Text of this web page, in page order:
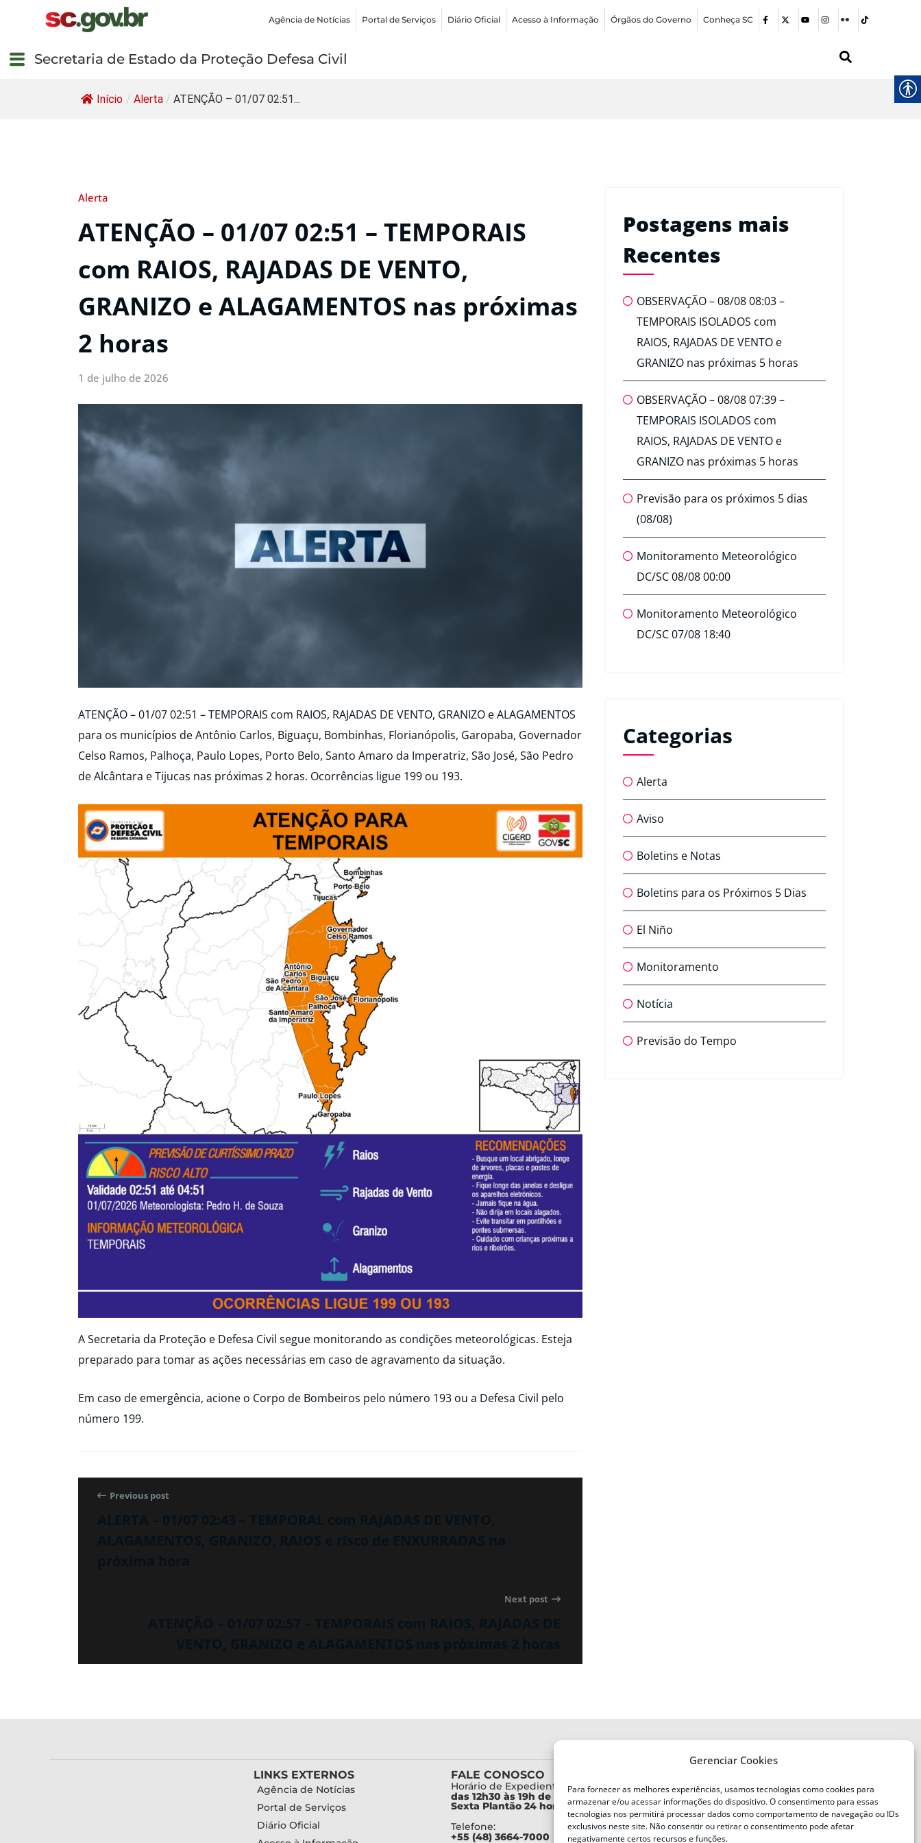
Gerenciar Cookies
Para fornecer as melhores experiências, usamos tecnologias como cookies para
armazenar e/ou acessar informações do dispositivo. O consentimento para essas
tecnologias nos permitirá processar dados como comportamento de navegação ou IDs
exclusivos neste site. Não consentir ou retirar o consentimento pode afetar
negativamente certos recursos e funções.
Agência de Notícias Portal de Serviços Diário Oficial Acesso à Informação Órgãos do Governo Conheça SC
Secretaria de Estado da Proteção Defesa Civil
Início / Alerta / ATENÇÃO – 01/07 02:51...
Alerta
ATENÇÃO – 01/07 02:51 – TEMPORAIS
com RAIOS, RAJADAS DE VENTO,
GRANIZO e ALAGAMENTOS nas próximas
2 horas
1 de julho de 2026
ATENÇÃO – 01/07 02:51 – TEMPORAIS com RAIOS, RAJADAS DE VENTO, GRANIZO e ALAGAMENTOS
para os municípios de Antônio Carlos, Biguaçu, Bombinhas, Florianópolis, Garopaba, Governador
Celso Ramos, Palhoça, Paulo Lopes, Porto Belo, Santo Amaro da Imperatriz, São José, São Pedro
de Alcântara e Tijucas nas próximas 2 horas. Ocorrências ligue 199 ou 193.
A Secretaria da Proteção e Defesa Civil segue monitorando as condições meteorológicas. Esteja
preparado para tomar as ações necessárias em caso de agravamento da situação.
Em caso de emergência, acione o Corpo de Bombeiros pelo número 193 ou a Defesa Civil pelo
número 199.
Previous post
Next post
Postagens mais
Recentes
OBSERVAÇÃO – 08/08 08:03 –
TEMPORAIS ISOLADOS com
RAIOS, RAJADAS DE VENTO e
GRANIZO nas próximas 5 horas
OBSERVAÇÃO – 08/08 07:39 –
TEMPORAIS ISOLADOS com
RAIOS, RAJADAS DE VENTO e
GRANIZO nas próximas 5 horas
Previsão para os próximos 5 dias
(08/08)
Monitoramento Meteorológico
DC/SC 08/08 00:00
Monitoramento Meteorológico
DC/SC 07/08 18:40
Categorias
Alerta
Aviso
Boletins e Notas
Boletins para os Próximos 5 Dias
El Niño
Monitoramento
Notícia
Previsão do Tempo
LINKS EXTERNOS
Agência de Notícias
Portal de Serviços
Diário Oficial
FALE CONOSCO
Horário de Expediente:
das 12h30 às 19h de Segunda a
Sexta Plantão 24 horas diariamente
Telefone:
+55 (48) 3664-7000
Defesa Civil do Estado de Santa
Catarina
Av. Ivo Silveira, nº 2320
Bairro:
Capoeiras, Florianópolis, SC